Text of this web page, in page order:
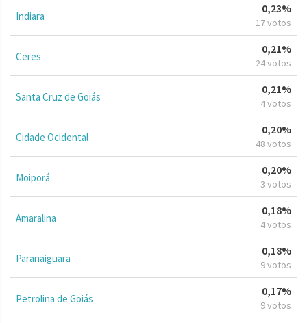
Indiara
0,23%
17 votos
Ceres
0,21%
24 votos
Santa Cruz de Goiás
0,21%
4 votos
Cidade Ocidental
0,20%
48 votos
Moiporá
0,20%
3 votos
Amaralina
0,18%
4 votos
Paranaiguara
0,18%
9 votos
Petrolina de Goiás
0,17%
9 votos